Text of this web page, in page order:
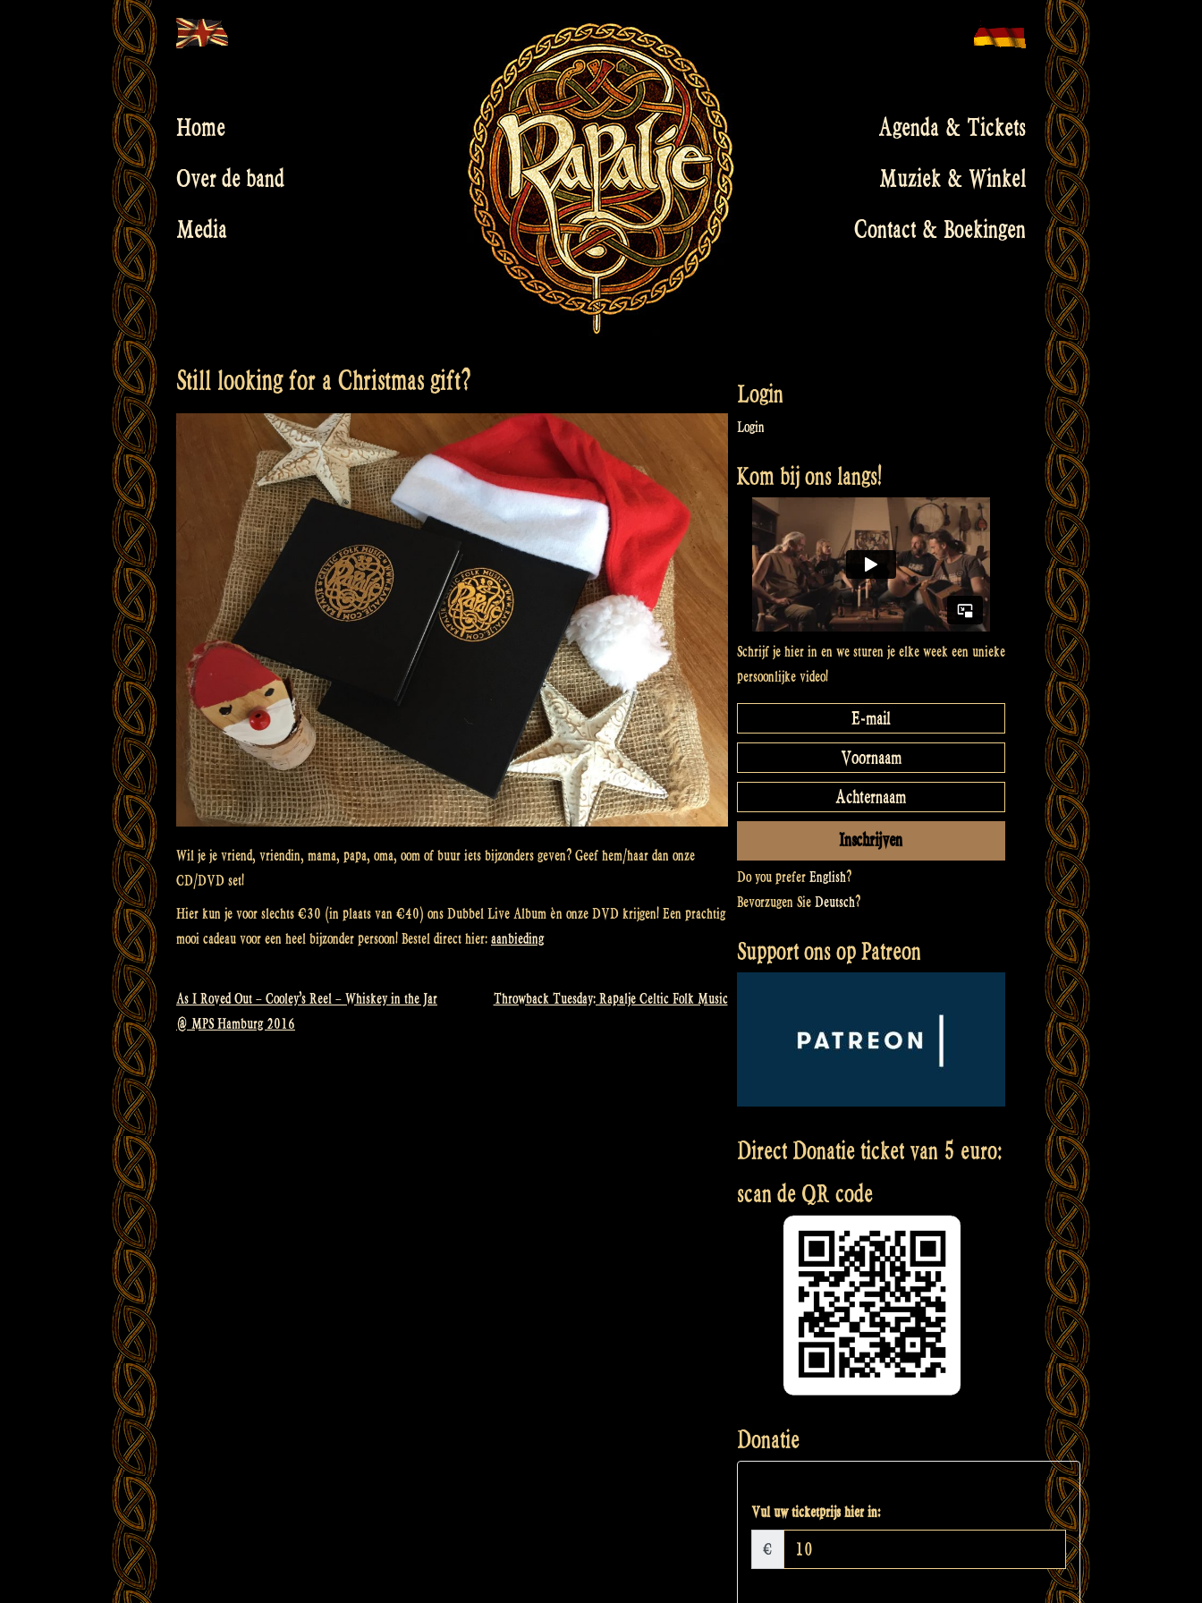
to
Home
Over de band
Media
Agenda & Tickets
Muziek & Winkel
Contact & Boekingen
Still looking for a Christmas gift?
Wil je je vriend, vriendin, mama, papa, oma, oom of buur iets bijzonders geven? Geef hem/haar dan onze
CD/DVD set!
Hier kun je voor slechts €30 (in plaats van €40) ons Dubbel Live Album èn onze DVD krijgen! Een prachtig
mooi cadeau voor een heel bijzonder persoon! Bestel direct hier: aanbieding
Bericht
As I Roved Out – Cooley’s Reel – Whiskey in the Jar
@ MPS Hamburg 2016
Throwback Tuesday: Rapalje Celtic Folk Music
Login
Login
Kom bij ons langs!
Schrijf je hier in en we sturen je elke week een unieke
persoonlijke video!
Do you prefer English?
Bevorzugen Sie Deutsch?
Support ons op Patreon
Direct Donatie ticket van 5 euro:
scan de QR code
Donatie
Vul uw ticketprijs hier in:
€